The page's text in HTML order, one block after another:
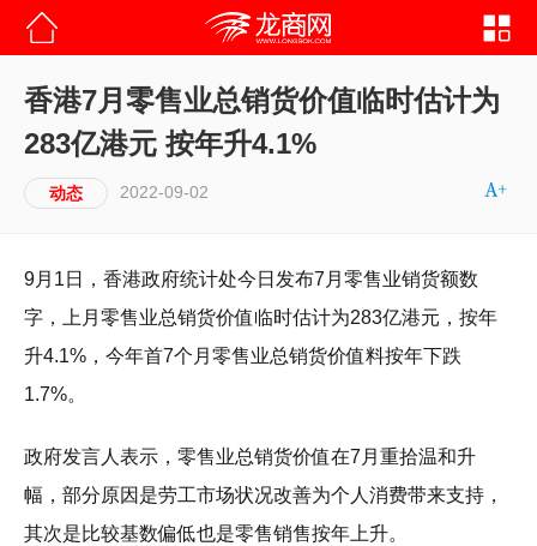
香港7月零售业总销货价值临时估计为
283亿港元 按年升4.1%
动态 2022-09-02
9月1日，香港政府统计处今日发布7月零售业销货额数
字，上月零售业总销货价值临时估计为283亿港元，按年
升4.1%，今年首7个月零售业总销货价值料按年下跌
1.7%。
政府发言人表示，零售业总销货价值在7月重拾温和升
幅，部分原因是劳工市场状况改善为个人消费带来支持，
其次是比较基数偏低也是零售销售按年上升。